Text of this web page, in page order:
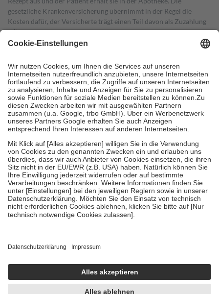
gesetzliche Krankenversicherung übernimmt in der Regel die
Kosten dafür, der Versicherte trägt einen Teil davon als Zuzahlung
mit.
Grundsätzlich leisten Mitglieder Zuzahlungen in Höhe von zehn
höchstens zehn Euro.
Es sind jedoch nie mehr als die tatsächlichen
Kosten der Leistung zu entrichten.
Diese Regeln gelten grundsätzlich auch für Online-Apotheken.
Bei Heilmitteln und häuslicher Krankenpflege beträgt die
Zuzahlung zehn Prozent der Kosten sowie zehn Euro je
Verordnung.
Um das Engagement der Versicherten für ihre eigene Gesundheit zu
stärken und die besondere Stellung der Familie zu unterstützen,
fallenkeine Zuzahlungenan bei:
• Kindern und Jugendlichen bis zum vollendeten 18. Lebensjahr
mit Ausnahme der Fahrkosten
• Untersuchungen zur Vorsorge und Früherkennung, die von der
GKV getragen werden
• empfohlenen Schutzimpfungen
• Harn- und Blutteststreifen
getroffen, um sicherzustellen, dass es sich um echte Bewertungen
https://help.etrusted.com/hc/de/articles/4419944605341
Einige Bilder und Inhalte wurden unter Zuhilfenahme künstlicher